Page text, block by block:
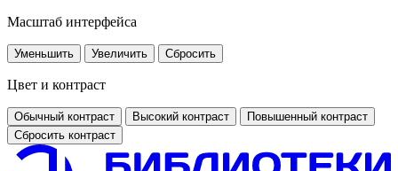
Масштаб интерфейса
Уменьшить Увеличить Сбросить
Цвет и контраст
Обычный контраст Высокий контраст
Повышенный контраст
Сбросить контраст